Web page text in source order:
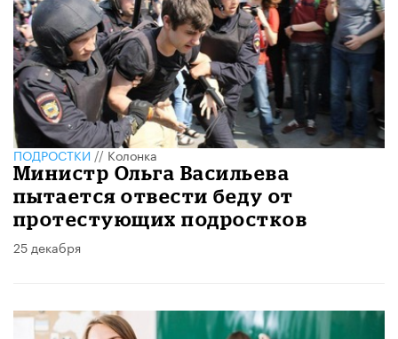
ПОДРОСТКИ//Колонка
Министр Ольга Васильева
пытается отвести беду от
протестующих подростков
25 декабря